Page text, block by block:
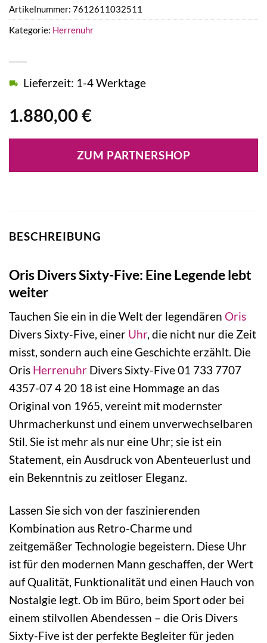
1.880,00 €
Lieferzeit: 1-4 Werktage
ZUM PARTNERSHOP
Artikelnummer: 7612611032511
Kategorie: Herrenuhr
BESCHREIBUNG
Oris Divers Sixty-Five: Eine Legende lebt
weiter
Tauchen Sie ein in die Welt der legendären Oris
Divers Sixty-Five, einer Uhr, die nicht nur die Zeit
misst, sondern auch eine Geschichte erzählt. Die
Oris Herrenuhr Divers Sixty-Five 01 733 7707
4357-07 4 20 18 ist eine Hommage an das
Original von 1965, vereint mit modernster
Uhrmacherkunst und einem unverwechselbaren
Stil. Sie ist mehr als nur eine Uhr; sie ist ein
Statement, ein Ausdruck von Abenteuerlust und
ein Bekenntnis zu zeitloser Eleganz.
Lassen Sie sich von der faszinierenden
Kombination aus Retro-Charme und
zeitgemäßer Technologie begeistern. Diese Uhr
ist für den modernen Mann geschaffen, der Wert
auf Qualität, Funktionalität und einen Hauch von
Nostalgie legt. Ob im Büro, beim Sport oder bei
einem stilvollen Abendessen – die Oris Divers
Sixty-Five ist der perfekte Begleiter für jeden